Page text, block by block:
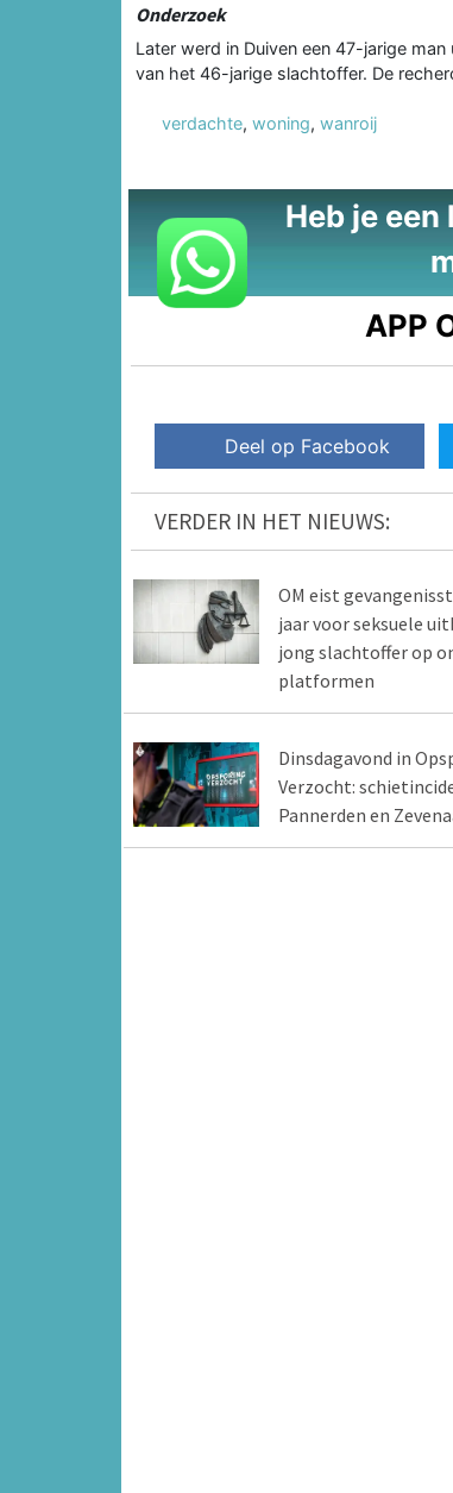
Onderzoek
Later werd in Duiven een 47-jarige
van het 46-jarige slachtoffer. De
verdachte, woning, wanroij
Heb je
APP
Deel op Facebook
VERDER IN HET NIEUWS:
OM eist
jaar voor seksuele
jong slachtoffer op
platformen
Dinsdagavond in
Verzocht:
Pannerden en